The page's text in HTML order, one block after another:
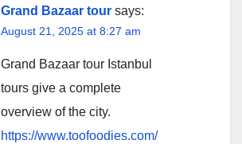
Grand Bazaar tour says:
August 21, 2025 at 8:27 am
Grand Bazaar tour Istanbul
tours give a complete
overview of the city.
https://www.toofoodies.com/